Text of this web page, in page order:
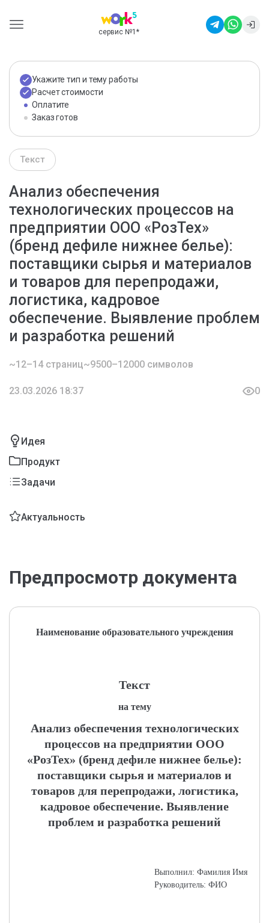
сервис №1 *
Укажите тип и тему работы
Расчет стоимости
Оплатите
Заказ готов
Текст
Анализ обеспечения
технологических процессов на
предприятии ООО «РозТех»
(бренд дефиле нижнее белье):
поставщики сырья и материалов
и товаров для перепродажи,
логистика, кадровое
обеспечение. Выявление проблем
и разработка решений
~12–14 страниц~9500–12000 символов
23.03.2026 18:37 0
Идея
Продукт
Задачи
Актуальность
Предпросмотр документа
Наименование образовательного учреждения
Текст
на тему
Анализ обеспечения технологических
процессов на предприятии ООО
«РозТех» (бренд дефиле нижнее белье):
поставщики сырья и материалов и
товаров для перепродажи, логистика,
кадровое обеспечение. Выявление
проблем и разработка решений
Выполнил: Фамилия Имя
Руководитель: ФИО